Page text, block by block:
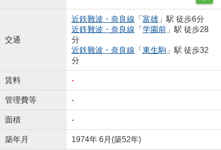
交通
近鉄難波・奈良線 「 富雄」駅 徒歩6分
近鉄難波・奈良線 「 学園前」駅 徒歩28
分
近鉄難波・奈良線 「 東生駒」駅 徒歩32
分
賃料 -
管理費等 -
面積 -
築年月 1974年 6月(築52年)